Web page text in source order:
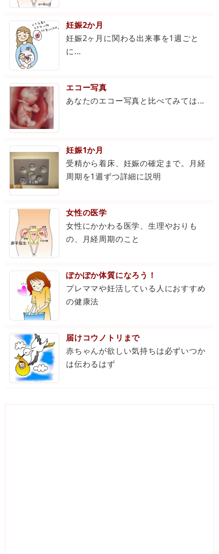
妊娠2か月
妊娠2ヶ月に関わる出来事を1週ごと
に...
エコー写真
あなたのエコー写真と比べてみては...
妊娠1か月
受精から着床、妊娠の確定まで。月経
周期を1週ずつ詳細に説明
女性の医学
女性にかかわる医学、生理やおりも
の、月経周期のこと
ぽかぽか体質になろう！
プレママや妊活している人におすすめ
の健康法
届けコウノトリまで
赤ちゃんが欲しい気持ちは必ずいつか
は伝わるはず